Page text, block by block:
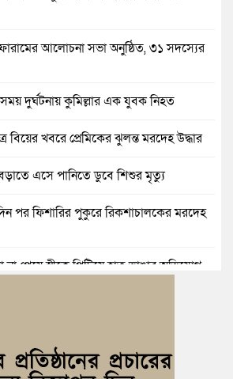
আলোচনা সভা অনুষ্ঠিত, ৩১ সদস্যের
দুর্ঘটনায় কুমিল্লার এক যুবক নিহত
বিয়ের খবরে প্রেমিকের ঝুলন্ত মরদেহ উদ্ধার
এসে পানিতে ডুবে শিশুর মৃত্যু
পর ফিশারির পুকুরে রিকশাচালকের মরদেহ
পেয়ে স্ত্রীকে পিটিয়ে হাত ভাঙার অভিযোগ,
গণঅভ্যুত্থান দিবস পালিত, র‍্যালি ও আলোচনা